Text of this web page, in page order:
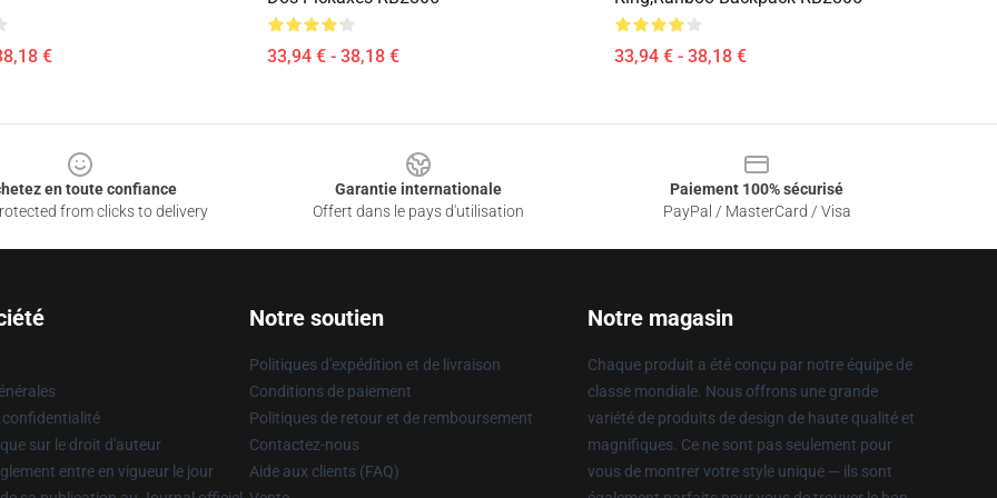
€ 33,94 € - 38,18 € 33,94 € - 38,18 €
en toute confiance
from clicks to delivery
Garantie internationale
Offert dans le pays d'utilisation
Paiement 100% sécurisé
PayPal / MasterCard / Visa
confidentialité
sur le droit d'auteur
entre en vigueur le jour
Notre soutien
Politiques d'expédition et de livraison
Conditions de paiement
Politiques de retour et de remboursement
Contactez-nous
Aide aux clients (FAQ)
Notre magasin
Chaque produit a été conçu par notre équipe de
classe mondiale. Nous offrons une grande
variété de produits de design de haute qualité et
magnifiques. Ce ne sont pas seulement pour
vous de montrer votre style unique — ils sont